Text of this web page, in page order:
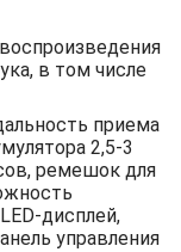
в том числе
приема
2,5-3
ремешок для
дисплей,
управления